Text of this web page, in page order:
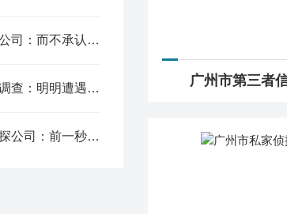
广州本地调查公司：而不承认事实，总觉得是一场梦，醒了就能恢复原样。
广州市婚外情调查：明明遭遇不幸，却下意识装作无事，是害怕旁人看穿吗？
广州市私家侦探公司：前一秒正常生活，变故降临瞬间大脑是空白的吗？
广州市第三者